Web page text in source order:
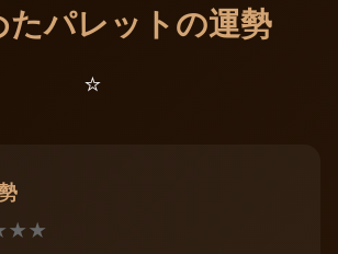
たパレットの運勢
⭐️
★★